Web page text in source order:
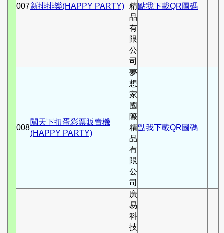
007新排排樂(HAPPY PARTY) 精
品
有
限
公
司
點我下載QR圖碼
008
闖天下扭蛋彩票販賣機
(HAPPY PARTY)
夢
想
家
國
際
精
品
有
限
公
司
點我下載QR圖碼
廣
易
科
技